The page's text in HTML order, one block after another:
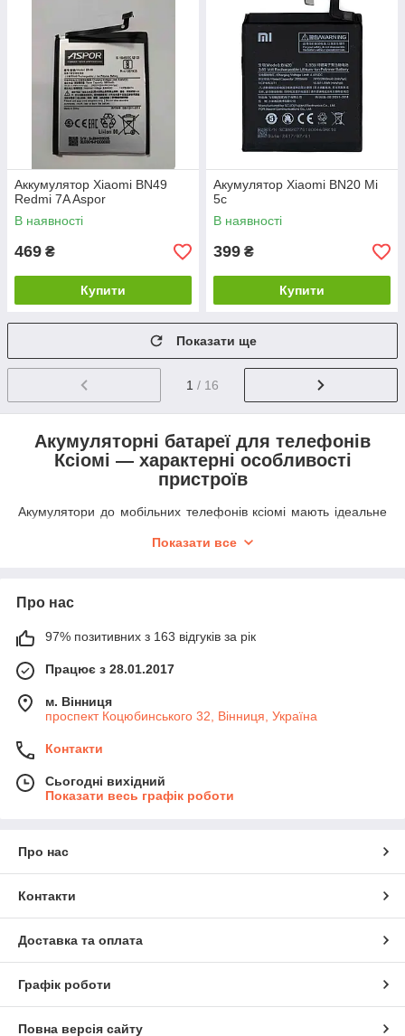
Аккумулятор Xiaomi BN49
Redmi 7A Aspor
В наявності
469 ₴
Купити
Акумулятор Xiaomi BN20 Mi
5c
В наявності
399 ₴
Купити
Показати ще
1 / 16
Акумуляторні батареї для телефонів
Ксіомі — характерні особливості
пристроїв
Акумулятори до мобільних телефонів ксіомі мають ідеальне
великий запас місткості;
оригінальний дизайн;
замикання.
мобільних
представлені на
нашому сайті,
моделями
телефонів.
Пристрої дають
працювати в
автономному
Літій-іонні моделі дуже надійні, довговічні та мають низький
рівень саморозряджання.
Показати все
Про нас
97% позитивних з 163 відгуків за рік
Працює з 28.01.2017
м. Вінниця
проспект Коцюбинського 32, Вінниця, Україна
Контакти
Сьогодні вихідний
Показати весь графік роботи
Про нас
Контакти
Доставка та оплата
Графік роботи
Повна версія сайту